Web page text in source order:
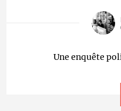
Une enquête